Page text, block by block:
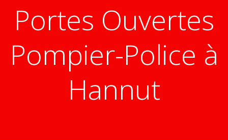
Portes Ouvertes
Pompier-Police à
Hannut